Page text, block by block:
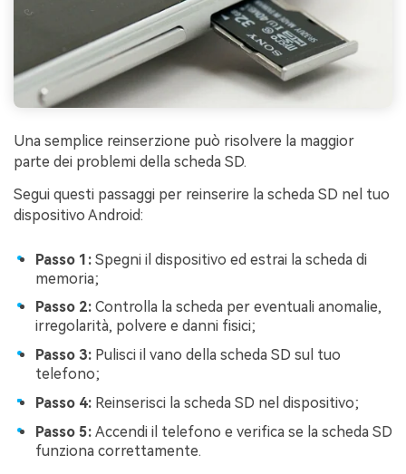
Una semplice reinserzione può risolvere la maggior
parte dei problemi della scheda SD.
Segui questi passaggi per reinserire la scheda SD nel tuo
dispositivo Android:
Passo 1: Spegni il dispositivo ed estrai la scheda di
memoria;
Passo 2: Controlla la scheda per eventuali anomalie,
irregolarità, polvere e danni fisici;
Passo 3: Pulisci il vano della scheda SD sul tuo
telefono;
Passo 4: Reinserisci la scheda SD nel dispositivo;
Passo 5: Accendi il telefono e verifica se la scheda SD
funziona correttamente.